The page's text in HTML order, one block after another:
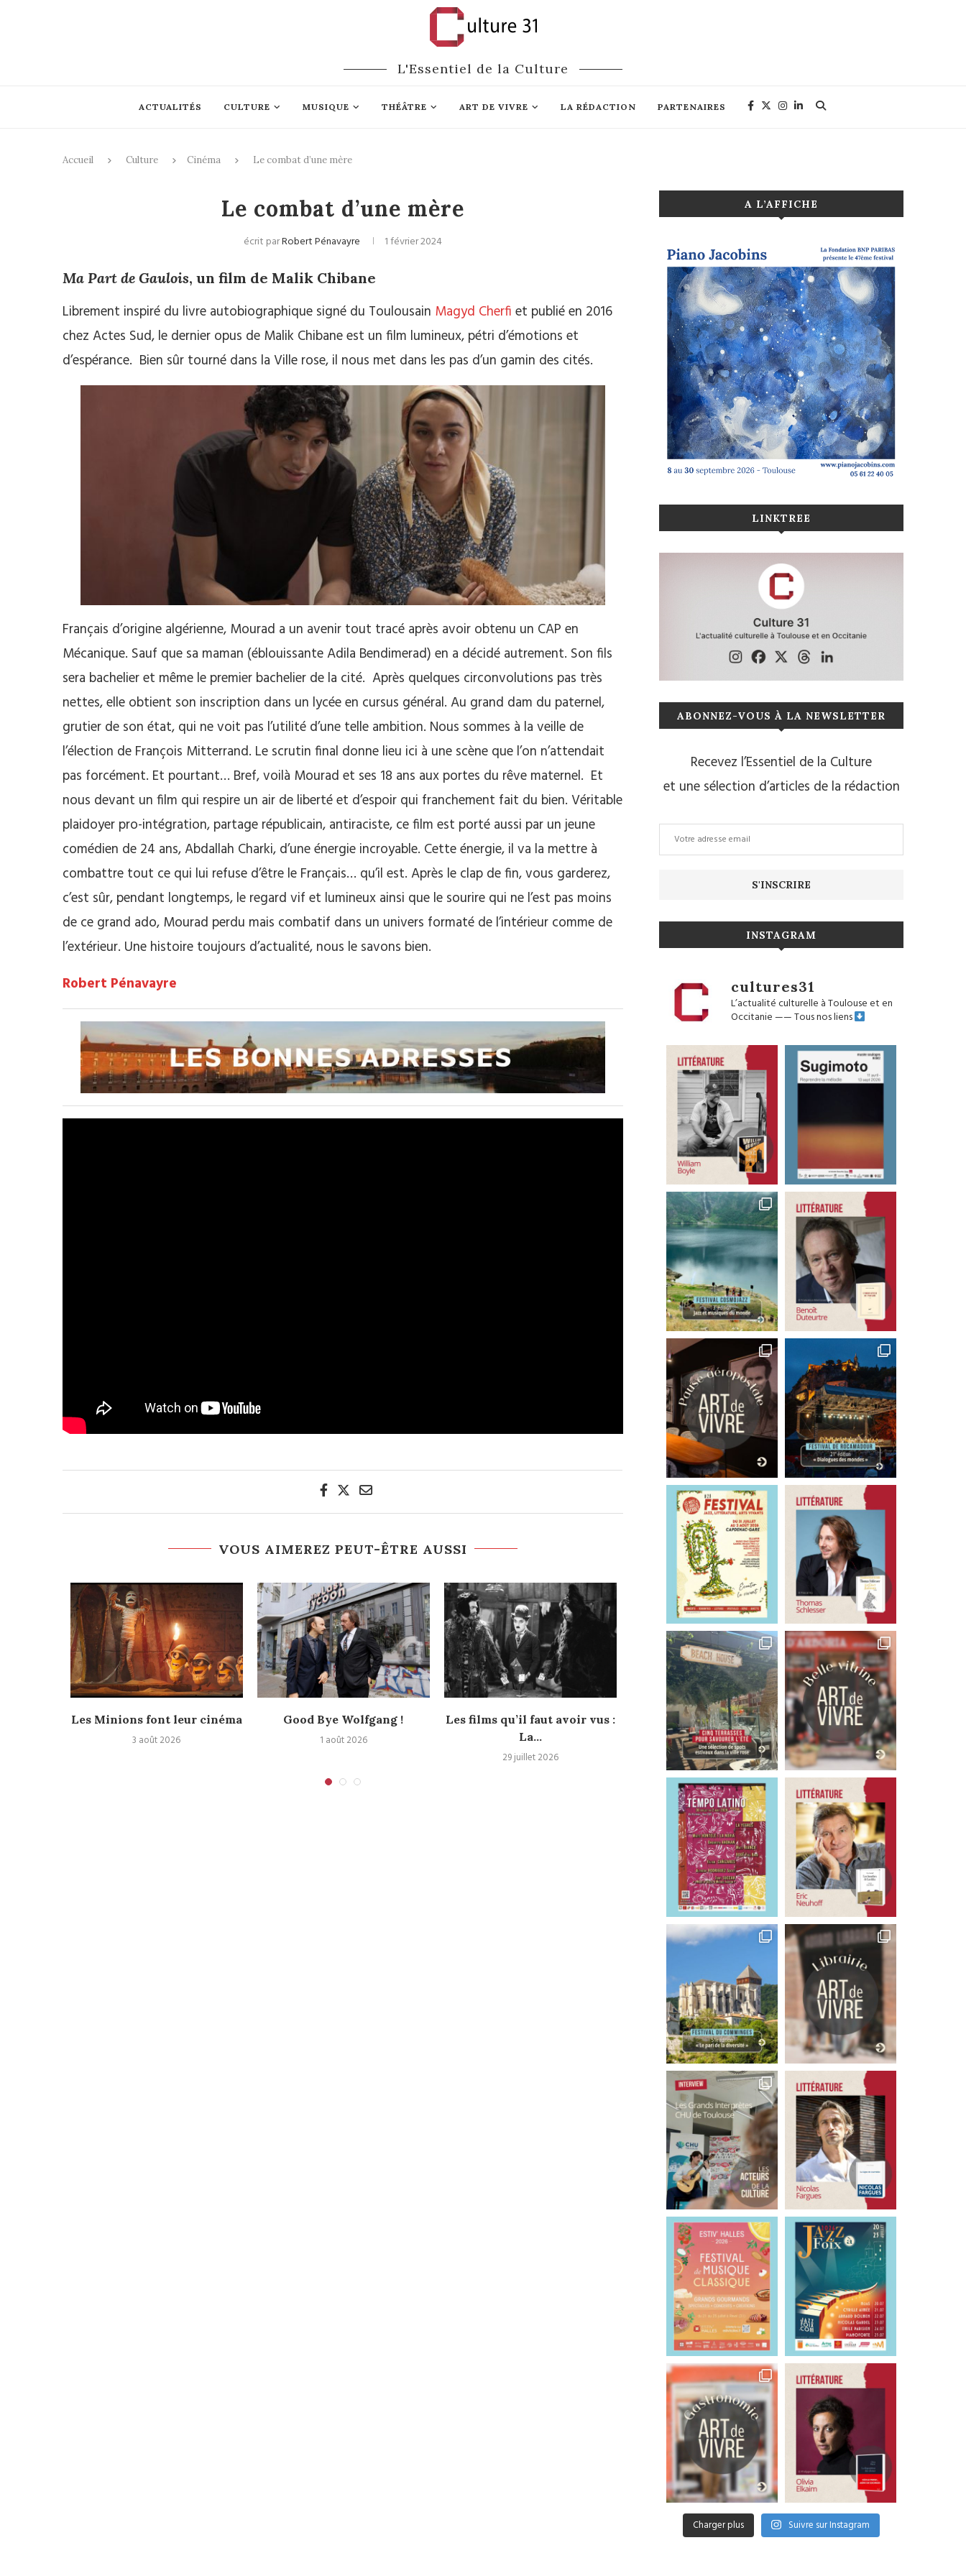
L'Essentiel de la Culture
ACTUALITÉS CULTURE MUSIQUE THÉÂTRE ART DE VIVRE LA RÉDACTION PARTENAIRES
Accueil Culture Cinéma Le combat d’une mère
Le combat d’une mère
écrit parRobert Pénavayre 1 février 2024
Ma Part de Gaulois, un film de Malik Chibane
Librement inspiré du livre autobiographique signé du Toulousain Magyd Cherfi et publié en 2016
chez Actes Sud, le dernier opus de Malik Chibane est un film lumineux, pétri d’émotions et
d’espérance. Bien sûr tourné dans la Ville rose, il nous met dans les pas d’un gamin des cités.
Français d’origine algérienne, Mourad a un avenir tout tracé après avoir obtenu un CAP en
Mécanique. Sauf que sa maman (éblouissante Adila Bendimerad) en a décidé autrement. Son fils
sera bachelier et même le premier bachelier de la cité. Après quelques circonvolutions pas très
nettes, elle obtient son inscription dans un lycée en cursus général. Au grand dam du paternel,
grutier de son état, qui ne voit pas l’utilité d’une telle ambition. Nous sommes à la veille de
l’élection de François Mitterrand. Le scrutin final donne lieu ici à une scène que l’on n’attendait
pas forcément. Et pourtant… Bref, voilà Mourad et ses 18 ans aux portes du rêve maternel. Et
nous devant un film qui respire un air de liberté et d’espoir qui franchement fait du bien. Véritable
plaidoyer pro-intégration, partage républicain, antiraciste, ce film est porté aussi par un jeune
comédien de 24 ans, Abdallah Charki, d’une énergie incroyable. Cette énergie, il va la mettre à
combattre tout ce qui lui refuse d’être le Français… qu’il est. Après le clap de fin, vous garderez,
c’est sûr, pendant longtemps, le regard vif et lumineux ainsi que le sourire qui ne l’est pas moins
de ce grand ado, Mourad perdu mais combatif dans un univers formaté de l’intérieur comme de
l’extérieur. Une histoire toujours d’actualité, nous le savons bien.
Robert Pénavayre
VOUS AIMEREZ PEUT-ÊTRE AUSSI
Les Minions font leur cinéma
3 août 2026
Good Bye Wolfgang !
1 août 2026
Les films qu’il faut avoir vus :
La...
29 juillet 2026
Inimitable « Français »
28 juillet 2026
Une légende
27 juillet 2026
A L’AFFICHE
LINKTREE
ABONNEZ-VOUS À LA NEWSLETTER
Recevez l’Essentiel de la Culture
et une sélection d’articles de la rédaction
INSTAGRAM
cultures31
L’actualité culturelle à Toulouse et en
Occitanie——Tous nos liens
Charger plus Suivre sur Instagram